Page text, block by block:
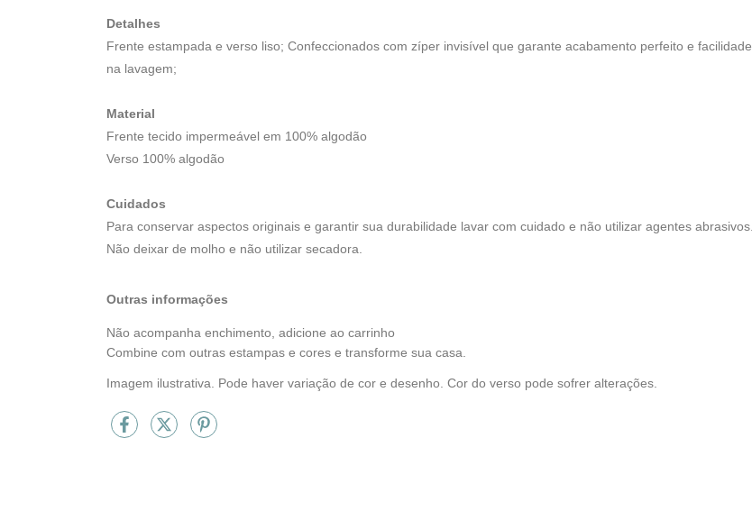
Detalhes
Frente estampada e verso liso; Confeccionados com zíper invisível que garante acabamento perfeito e facilidade
na lavagem;
Material
Frente tecido impermeável em 100% algodão
Verso 100% algodão
Cuidados
Para conservar aspectos originais e garantir sua durabilidade lavar com cuidado e não utilizar agentes abrasivos.
Não deixar de molho e não utilizar secadora.
Outras informações
Não acompanha enchimento, adicione ao carrinho
Combine com outras estampas e cores e transforme sua casa.
Imagem ilustrativa. Pode haver variação de cor e desenho. Cor do verso pode sofrer alterações.